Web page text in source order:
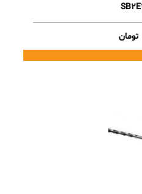
تومانCurrent
price
is: